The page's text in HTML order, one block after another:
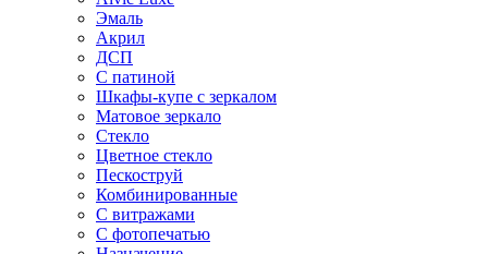
Эмаль
Акрил
ДСП
С патиной
Шкафы-купе с зеркалом
Матовое зеркало
Стекло
Цветное стекло
Пескоструй
Комбинированные
С витражами
С фотопечатью